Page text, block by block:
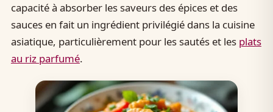
capacité à absorber les saveurs des épices et des
sauces en fait un ingrédient privilégié dans la cuisine
asiatique, particulièrement pour les sautés et les plats
au riz parfumé.